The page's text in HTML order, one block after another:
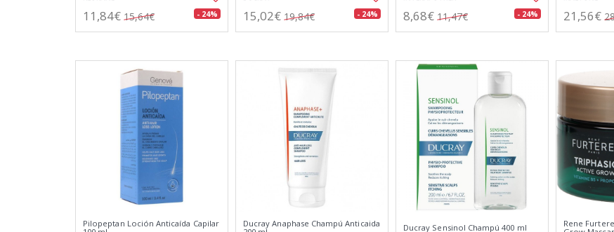
11,84€ 15,64€ - 24% 15,02€ 19,84€ - 24% 8,68€ 11,47€ - 24% 21,56€
Pilopeptan Loción Anticaída Capilar
Ducray Anaphase Champú Anticaida
Ducray Sensinol Champú 400 ml
Rene